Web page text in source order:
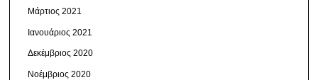
Μάρτιος 2021
Ιανουάριος 2021
Δεκέμβριος 2020
Νοέμβριος 2020